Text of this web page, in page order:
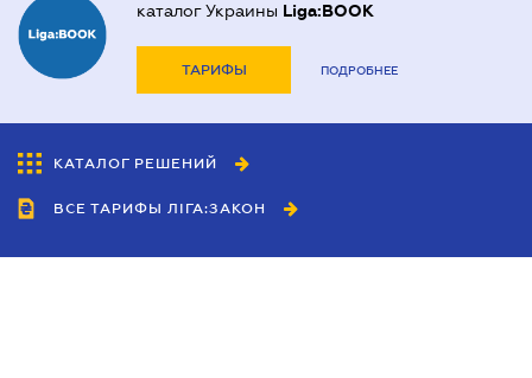
каталог Украины Liga:BOOK
ТАРИФЫ ПОДРОБНЕЕ
КАТАЛОГ РЕШЕНИЙ
ВСЕ ТАРИФЫ ЛІГА:ЗАКОН